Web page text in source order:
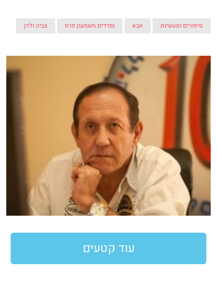
סיפורים ומעשיות אבא נפרדים משמעון פרס צביה ולדן
עוד קטעים